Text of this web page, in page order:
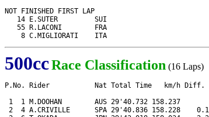
NOT FINISHED FIRST LAP
14 E.SUTER         SUI
55 R.LACONI        FRA
8 C.MIGLIORATI    ITA
500ccRace Classification (16 Laps)
P.No. Rider           Nat Total Time   km/h Diff.
1  1 M.DOOHAN        AUS 29'40.732 158.237
2  4 A.CRIVILLE      SPA 29'40.836 158.228